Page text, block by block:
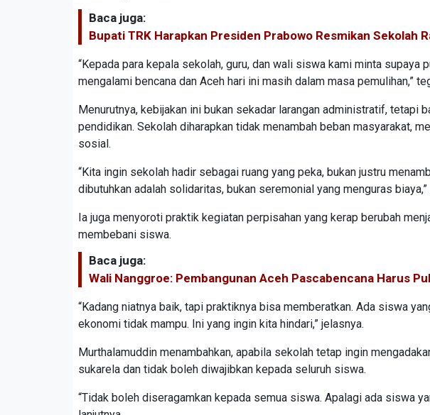
Baca juga:
Bupati TRK Harapkan Presiden Prabowo Resmikan Sekolah
“Kepada para kepala sekolah, guru, dan wali siswa kami minta supaya
mengalami bencana dan Aceh hari ini masih dalam masa pemulihan,”
Menurutnya, kebijakan ini bukan sekadar larangan administratif, tetapi
pendidikan. Sekolah diharapkan tidak menambah beban masyarakat,
sosial.
“Kita ingin sekolah hadir sebagai ruang yang peka, bukan justru
dibutuhkan adalah solidaritas, bukan seremonial yang menguras biaya,”
Ia juga menyoroti praktik kegiatan perpisahan yang kerap berubah
membebani siswa.
Baca juga:
Wali Nanggroe: Pembangunan Aceh Pascabencana Harus
“Kadang niatnya baik, tapi praktiknya bisa memberatkan. Ada siswa
ekonomi tidak mampu. Ini yang ingin kita hindari,” jelasnya.
Murthalamuddin menambahkan, apabila sekolah tetap ingin
sukarela dan tidak boleh diwajibkan kepada seluruh siswa.
“Tidak boleh diseragamkan kepada semua siswa. Apalagi ada siswa